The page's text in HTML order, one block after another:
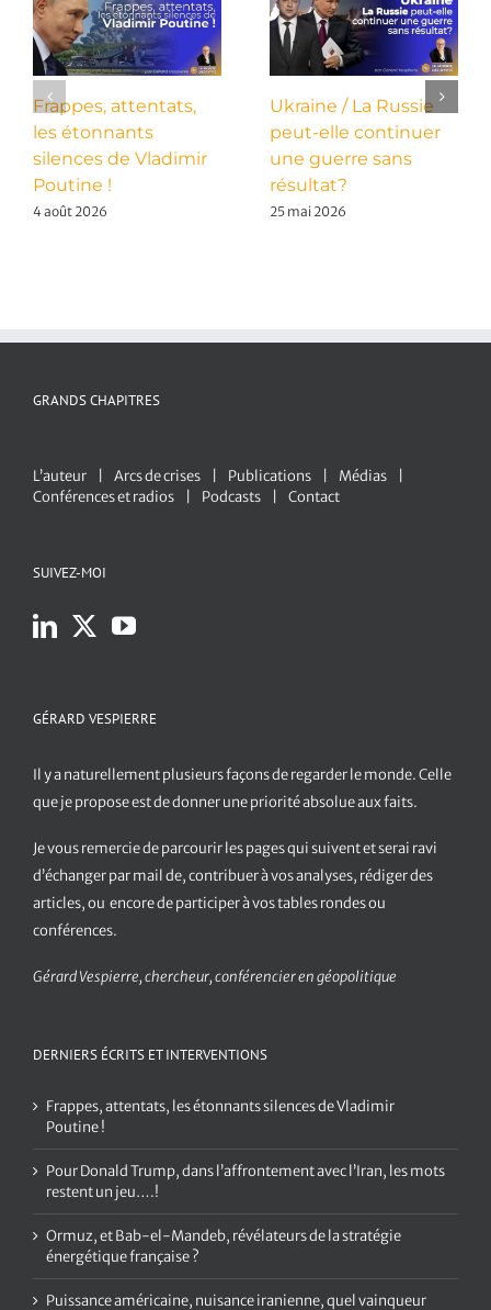
Frappes, attentats,
les étonnants
silences de Vladimir
Poutine !
4 août 2026
Ukraine / La Russie
peut-elle continuer
une guerre sans
résultat?
25 mai 2026
GRANDS CHAPITRES
L’auteur Arcs de crises Publications
Médias
Conférences et radios
Podcasts Contact
SUIVEZ-MOI
GÉRARD VESPIERRE
Il y a naturellement plusieurs façons de regarder le monde. Celle
que je propose est de donner une priorité absolue aux faits.
Je vous remercie de parcourir les pages qui suivent et serai ravi
d’échanger par mail de, contribuer à vos analyses, rédiger des
articles, ou encore de participer à vos tables rondes ou
conférences.
Gérard Vespierre, chercheur, conférencier en géopolitique
DERNIERS ÉCRITS ET INTERVENTIONS
Frappes, attentats, les étonnants silences de Vladimir
Poutine !
Pour Donald Trump, dans l’affrontement avec l’Iran, les mots
restent un jeu….!
Ormuz, et Bab-el-Mandeb, révélateurs de la stratégie
énergétique française ?
Puissance américaine, nuisance iranienne, quel vainqueur